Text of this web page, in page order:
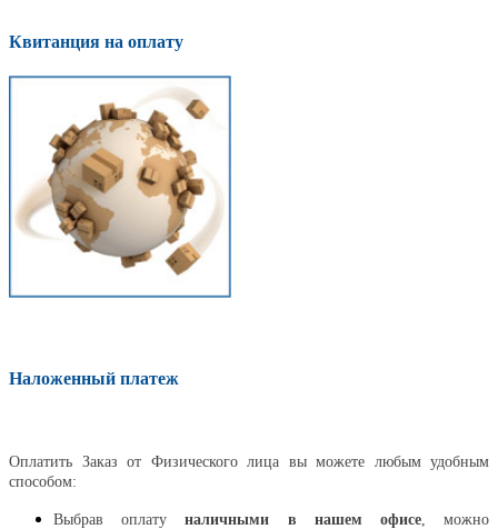
Квитанция на оплату
Наложенный платеж
Оплатить Заказ от Физического лица вы можете любым удобным
способом:
Выбрав оплатуналичными в нашем офисе, можно